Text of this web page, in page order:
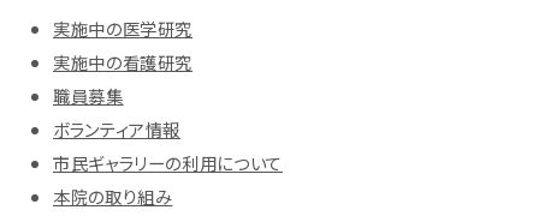
実施中の医学研究
実施中の看護研究
職員募集
ボランティア情報
市民ギャラリーの利用について
本院の取り組み